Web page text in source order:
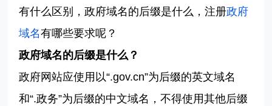
有什么区别，政府域名的后缀是什么，注册政府
域名有哪些要求呢？
政府域名的后缀是什么？
政府网站应使用以“.gov.cn”为后缀的英文域名
和“.政务”为后缀的中文域名，不得使用其他后缀